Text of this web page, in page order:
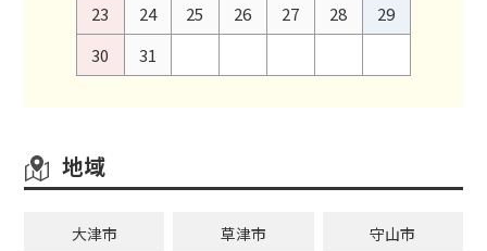
23
24 25 26 27 28
29
30
31
地域
大津市 草津市 守山市